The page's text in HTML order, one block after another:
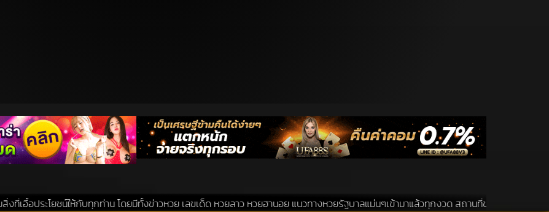
ยชน์ให้กับทุกท่าน โดยมีทั้งข่าวหวย เลขเด็ด หวยลาว หวยฮานอย แนวทางหวยรัฐบาลแม่นๆเข้ามาแล้วทุกงวด สถานที่ขอหวยเป็นสถานที่ ที่ไ